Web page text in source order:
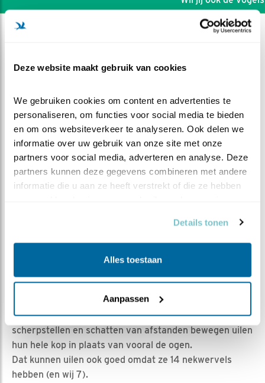
Deze website maakt gebruik van cookies
We gebruiken cookies om content en advertenties te
personaliseren, om functies voor social media te bieden
en om ons websiteverkeer te analyseren. Ook delen we
informatie over uw gebruik van onze site met onze
partners voor social media, adverteren en analyse. Deze
partners kunnen deze gegevens combineren met andere
informatie die u aan ze heeft verstrekt of die ze hebben
Details tonen
Alles toestaan
Aanpassen
Fixerend drietal
Geert | Geplaatst op 22 mei 2020, 1:00 |
|
Bewaar dit filmpje|
960x
Anders dan bij de meeste vogels en zoogdieren staan
de ogen van uilen vast in de schedel. Voor het leren
scherpstellen en schatten van afstanden bewegen uilen
hun hele kop in plaats van vooral de ogen.
Dat kunnen uilen ook goed omdat ze 14 nekwervels
hebben (en wij 7).